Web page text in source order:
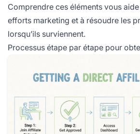
Comprendre ces éléments vous
efforts marketing et à résoudre les
lorsqu’ils surviennent.
Processus étape par étape pour